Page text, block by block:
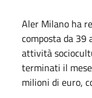
Aler Milano ha
composta da 39
attività
terminati il
milioni di euro,